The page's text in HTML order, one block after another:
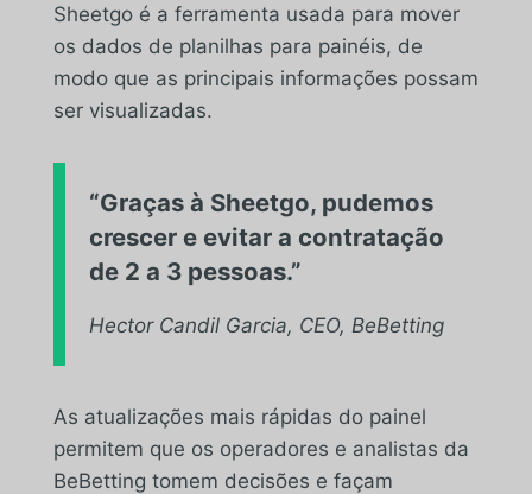
Sheetgo é a ferramenta usada para mover
os dados de planilhas para painéis, de
modo que as principais informações possam
ser visualizadas.
“Graças à Sheetgo, pudemos
crescer e evitar a contratação
de 2 a 3 pessoas.”
Hector Candil Garcia, CEO, BeBetting
As atualizações mais rápidas do painel
permitem que os operadores e analistas da
BeBetting tomem decisões e façam